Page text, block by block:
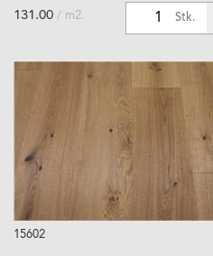
Stk.
131.00 / m2.
15602